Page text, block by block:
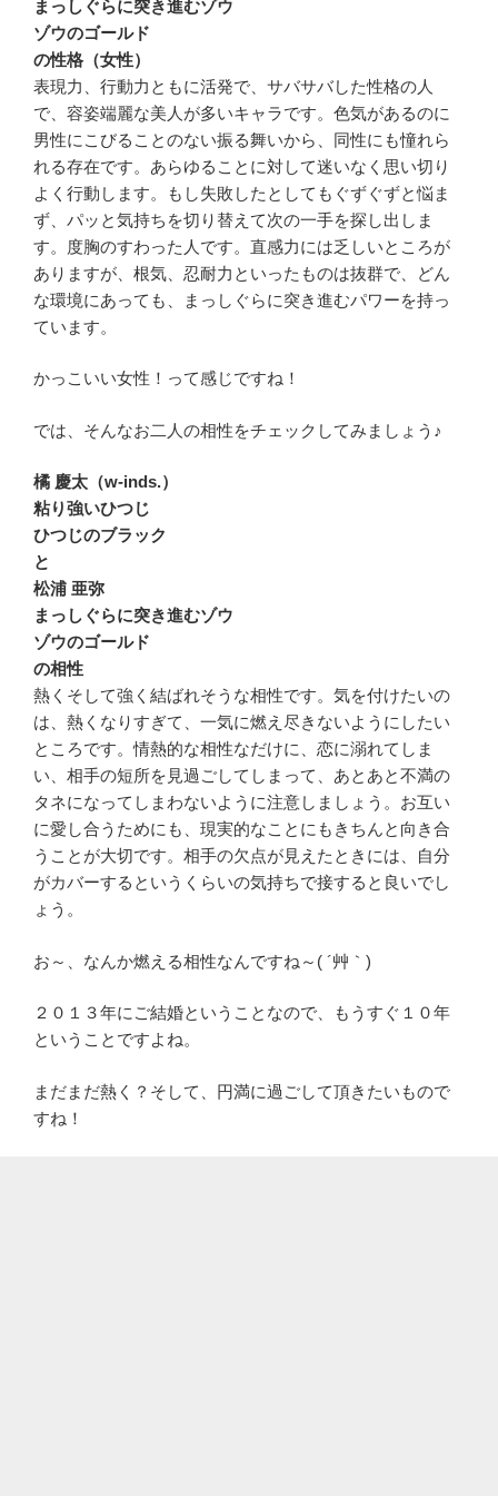
まっしぐらに突き進むゾウ
ゾウのゴールド
の性格（女性）
表現力、行動力ともに活発で、サバサバした性格の人
で、容姿端麗な美人が多いキャラです。色気があるのに
男性にこびることのない振る舞いから、同性にも憧れら
れる存在です。あらゆることに対して迷いなく思い切り
よく行動します。もし失敗したとしてもぐずぐずと悩ま
ず、パッと気持ちを切り替えて次の一手を探し出しま
す。度胸のすわった人です。直感力には乏しいところが
ありますが、根気、忍耐力といったものは抜群で、どん
な環境にあっても、まっしぐらに突き進むパワーを持っ
ています。
かっこいい女性！って感じですね！
では、そんなお二人の相性をチェックしてみましょう♪
橘 慶太（w-inds.）
粘り強いひつじ
ひつじのブラック
と
松浦 亜弥
まっしぐらに突き進むゾウ
ゾウのゴールド
の相性
熱くそして強く結ばれそうな相性です。気を付けたいの
は、熱くなりすぎて、一気に燃え尽きないようにしたい
ところです。情熱的な相性なだけに、恋に溺れてしま
い、相手の短所を見過ごしてしまって、あとあと不満の
タネになってしまわないように注意しましょう。お互い
に愛し合うためにも、現実的なことにもきちんと向き合
うことが大切です。相手の欠点が見えたときには、自分
がカバーするというくらいの気持ちで接すると良いでし
ょう。
お～、なんか燃える相性なんですね～( ´艸｀)
２０１３年にご結婚ということなので、もうすぐ１０年
ということですよね。
まだまだ熱く？そして、円満に過ごして頂きたいもので
すね！